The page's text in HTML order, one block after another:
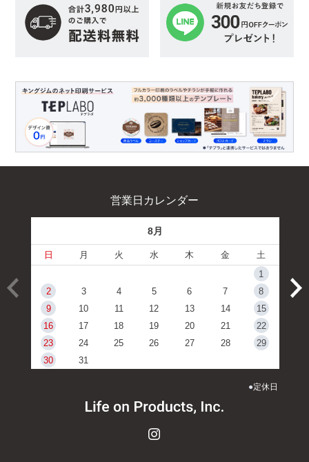
営業日カレンダー
8月
日 月 火 水 木 金
土
1
2
3 4 5 6 7
8
9
10 11 12 13 14
15
16
17 18 19 20 21
22
23
24 25 26 27 28
29
30
31
●定休日